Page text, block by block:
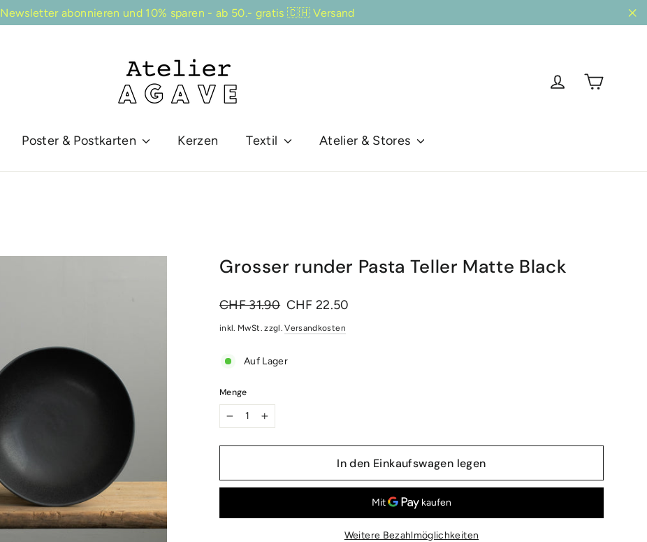
Newsletter abonnieren und 10% sparen - ab 50.- gratis 🇨🇭 Versand
Einloggen
Poster & Postkarten Kerzen Textil Atelier & Stores
Grosser runder Pasta Teller Matte Black
Normaler
CHF 31.90 Sonderpreis
CHF 22.50
inkl. MwSt. zzgl.Versandkosten
Auf Lager
Menge
+
In den Einkaufswagen legen
Weitere Bezahlmöglichkeiten